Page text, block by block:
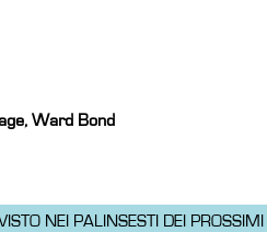
Ward Bond
NEI PALINSESTI DEI PROSSIMI